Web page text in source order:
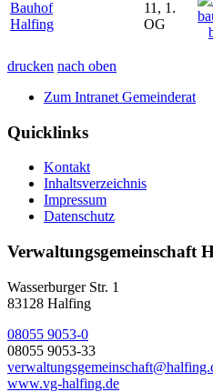
Bauhof
Halfing
11, 1.
OG
drucken nach oben
Zum Intranet Gemeinderat
Quicklinks
Kontakt
Inhaltsverzeichnis
Impressum
Datenschutz
Verwaltungsgemeinschaft
Wasserburger Str. 1
83128 Halfing
08055 9053-0
08055 9053-33
www.vg-halfing.de